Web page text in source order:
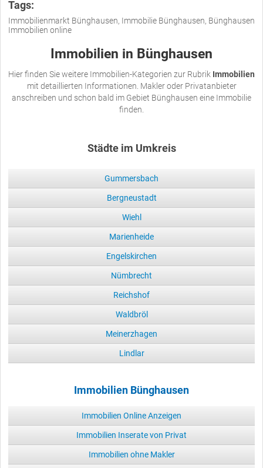
Tags:
Immobilienmarkt Bünghausen, Immobilie Bünghausen, Bünghausen
Immobilien online
Immobilien in Bünghausen
Hier finden Sie weitere Immobilien-Kategorien zur Rubrik Immobilien
mit detaillierten Informationen. Makler oder Privatanbieter
anschreiben und schon bald im Gebiet Bünghausen eine Immobilie
finden.
Städte im Umkreis
Gummersbach
Bergneustadt
Wiehl
Marienheide
Engelskirchen
Nümbrecht
Reichshof
Waldbröl
Meinerzhagen
Lindlar
Immobilien Bünghausen
Immobilien Online Anzeigen
Immobilien Inserate von Privat
Immobilien ohne Makler